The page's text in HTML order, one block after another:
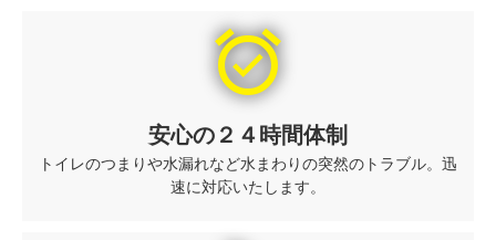
alarm_on
安心の２４時間体制
トイレのつまりや水漏れなど水まわりの突然のトラブル。迅
速に対応いたします。